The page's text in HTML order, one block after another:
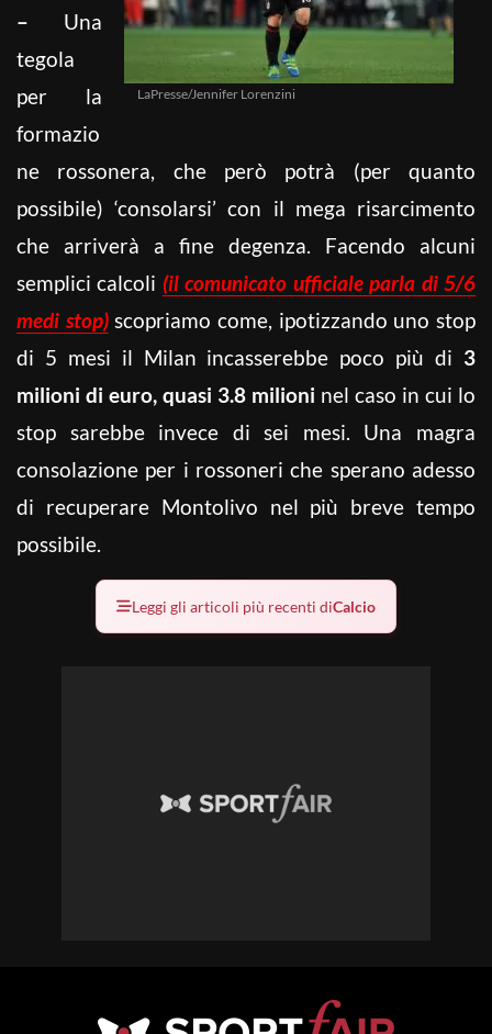
LaPresse/Jennifer Lorenzini
– Una
tegola
per la
formazio
ne rossonera, che però potrà (per quanto
possibile) ‘consolarsi’ con il mega risarcimento
che arriverà a fine degenza. Facendo alcuni
semplici calcoli (il comunicato ufficiale parla di 5/6
medi stop)scopriamo come, ipotizzando uno stop
di 5 mesi il Milan incasserebbe poco più di 3
milioni di euro, quasi 3.8 milioni nel caso in cui lo
stop sarebbe invece di sei mesi. Una magra
consolazione per i rossoneri che sperano adesso
di recuperare Montolivo nel più breve tempo
possibile.
Leggi gli articoli più recenti diCalcio